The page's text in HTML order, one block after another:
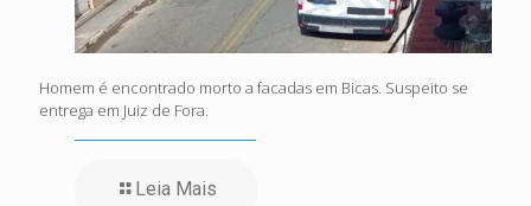
Homem é encontrado morto a facadas em Bicas. Suspeito se
entrega em Juiz de Fora.
Leia Mais